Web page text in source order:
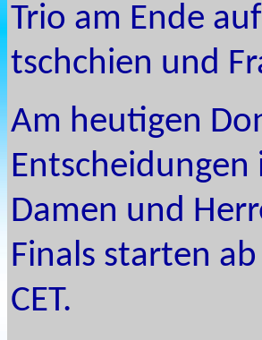
Trio am Ende
tschchien und
Am heutigen
Entscheidungen
Damen und
Finals starten
CET.